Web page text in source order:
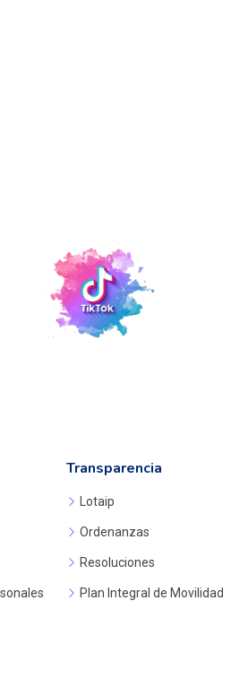
Transparencia
Lotaip
Ordenanzas
Resoluciones
Plan Integral de Movilidad